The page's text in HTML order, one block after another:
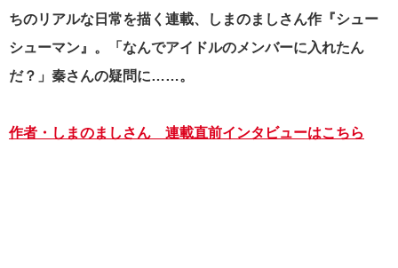
ちのリアルな日常を描く連載、しまのましさん作『シュー
シューマン』。「なんでアイドルのメンバーに入れたん
だ？」秦さんの疑問に……。
作者・しまのましさん 連載直前インタビューはこちら